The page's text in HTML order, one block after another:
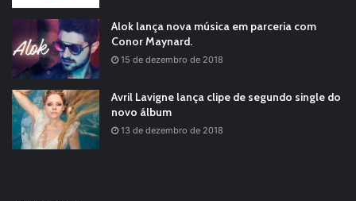
Alok lança nova música em parceria com
Conor Maynard.
15 de dezembro de 2018
Avril Lavigne lança clipe de segundo single do
novo álbum
13 de dezembro de 2018